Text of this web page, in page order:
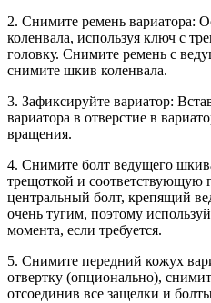
2. Снимите ремень вариатора:
коленвала, используя ключ с
головку. Снимите ремень с
снимите шкив коленвала.
3. Зафиксируйте вариатор:
вариатора в отверстие в
вращения.
4. Снимите болт ведущего
трещоткой и соответствующую
центральный болт, крепящий
очень тугим, поэтому
момента, если требуется.
5. Снимите передний кожух
отвертку (опционально),
отсоединив все защелки и